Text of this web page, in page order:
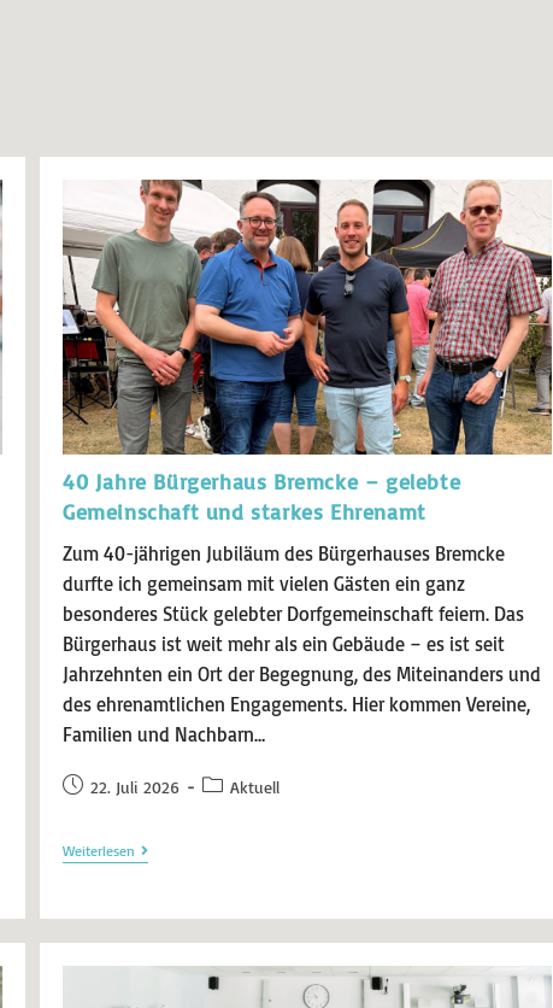
40 Jahre Bürgerhaus Bremcke – gelebte
Gemeinschaft und starkes Ehrenamt
Zum 40-jährigen Jubiläum des Bürgerhauses Bremcke
durfte ich gemeinsam mit vielen Gästen ein ganz
besonderes Stück gelebter Dorfgemeinschaft feiern. Das
Bürgerhaus ist weit mehr als ein Gebäude – es ist seit
Jahrzehnten ein Ort der Begegnung, des Miteinanders und
des ehrenamtlichen Engagements. Hier kommen Vereine,
Familien und Nachbarn…
22. Juli 2026 Aktuell
Weiterlesen